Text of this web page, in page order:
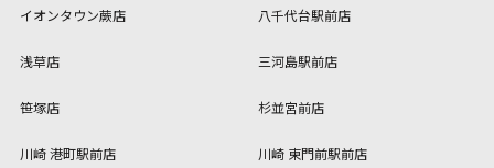
イオンタウン蕨店 八千代台駅前店
浅草店 三河島駅前店
笹塚店 杉並宮前店
川崎 港町駅前店 川崎 東門前駅前店